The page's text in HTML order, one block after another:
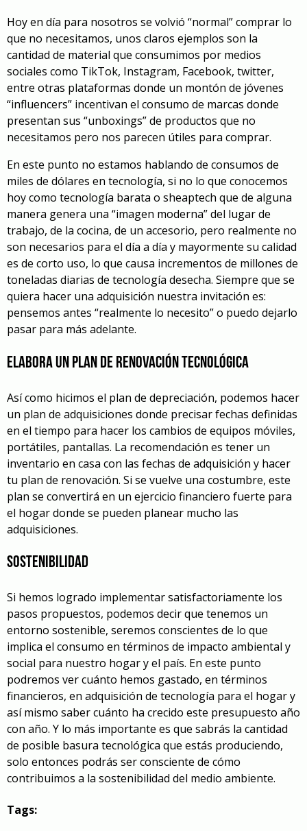
Hoy en día para nosotros se volvió “normal” comprar lo
que no necesitamos, unos claros ejemplos son la
cantidad de material que consumimos por medios
sociales como TikTok, Instagram, Facebook, twitter,
entre otras plataformas donde un montón de jóvenes
“influencers” incentivan el consumo de marcas donde
presentan sus “unboxings” de productos que no
necesitamos pero nos parecen útiles para comprar.
En este punto no estamos hablando de consumos de
miles de dólares en tecnología, si no lo que conocemos
hoy como tecnología barata o sheaptech que de alguna
manera genera una “imagen moderna” del lugar de
trabajo, de la cocina, de un accesorio, pero realmente no
son necesarios para el día a día y mayormente su calidad
es de corto uso, lo que causa incrementos de millones de
toneladas diarias de tecnología desecha. Siempre que se
quiera hacer una adquisición nuestra invitación es:
pensemos antes “realmente lo necesito” o puedo dejarlo
pasar para más adelante.
Elabora un Plan de renovación tecnológica
Así como hicimos el plan de depreciación, podemos hacer
un plan de adquisiciones donde precisar fechas definidas
en el tiempo para hacer los cambios de equipos móviles,
portátiles, pantallas. La recomendación es tener un
inventario en casa con las fechas de adquisición y hacer
tu plan de renovación. Si se vuelve una costumbre, este
plan se convertirá en un ejercicio financiero fuerte para
el hogar donde se pueden planear mucho las
adquisiciones.
Sostenibilidad
Si hemos logrado implementar satisfactoriamente los
pasos propuestos, podemos decir que tenemos un
entorno sostenible, seremos conscientes de lo que
implica el consumo en términos de impacto ambiental y
social para nuestro hogar y el país. En este punto
podremos ver cuánto hemos gastado, en términos
financieros, en adquisición de tecnología para el hogar y
así mismo saber cuánto ha crecido este presupuesto año
con año. Y lo más importante es que sabrás la cantidad
de posible basura tecnológica que estás produciendo,
solo entonces podrás ser consciente de cómo
contribuimos a la sostenibilidad del medio ambiente.
Tags: